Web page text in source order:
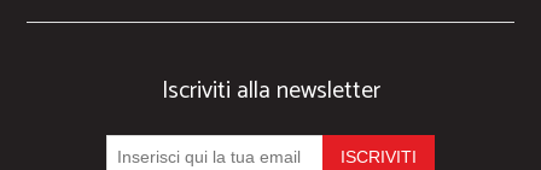
Iscriviti alla newsletter